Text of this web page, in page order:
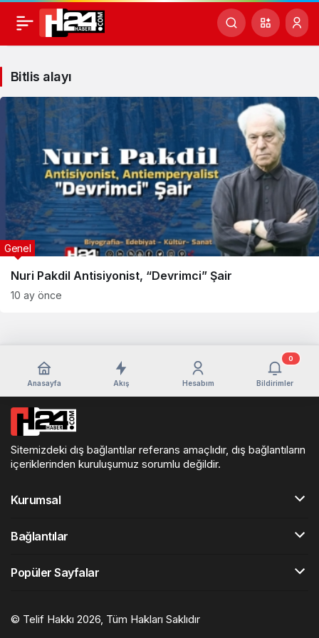
Bitlis
alayı
Haberleri
Bitlis alayı
Nuri Pakdil Antisiyonist, “Devrimci” Şair
Genel
10 ay önce
Anasayfa Akış Hesabım Bildirimler
0
Sitemizdeki dış bağlantılar referans amaçlıdır, dış bağlantıların
içeriklerinden kuruluşumuz sorumlu değildir.
Kurumsal
Bağlantılar
Popüler Sayfalar
© Telif Hakkı 2026, Tüm Hakları Saklıdır